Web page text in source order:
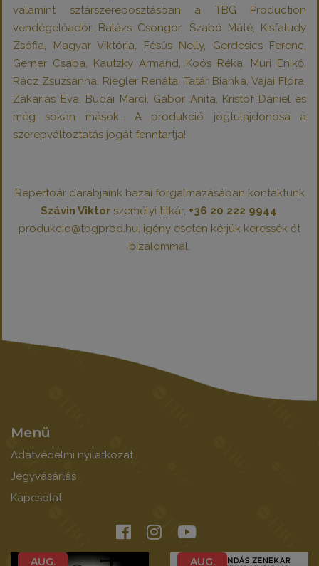
valamint sztárszereposztásban a TBG Production
vendégelőadói: Balázs Csongor, Szabó Máté, Kisfaludy
Zsófia, Magyar Viktória, Fésűs Nelly, Gerdesics Ferenc,
Gerner Csaba, Kautzky Armand, Koós Réka, Muri Enikő,
Rácz Zsuzsanna, Riegler Renáta, Tatár Bianka, Vajai Flóra,
Zakariás Éva, Budai Marci, Gábor Anita, Kristóf Dániel és
még sokan mások... A produkció jogtulajdonosa a
szerepváltoztatás jogát fenntartja!
Repertoár darabjaink hazai forgalmazásában kontaktunk
Szávin Viktor személyi titkár, +36 20 222 9944,
produkcio@tbgprod.hu, igény esetén kérjük keressék őt
bizalommal.
Menü
Adatvédelmi nyilatkozat
Jegyvásárlás
Kapcsolat
AUG. AUG.